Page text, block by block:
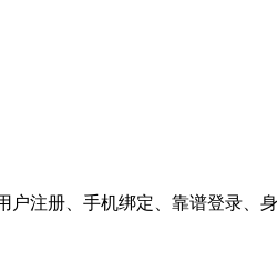
注册、手机绑定、靠谱登录、